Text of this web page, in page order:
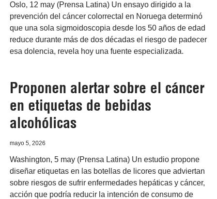
Oslo, 12 may (Prensa Latina) Un ensayo dirigido a la
prevención del cáncer colorrectal en Noruega determinó
que una sola sigmoidoscopia desde los 50 años de edad
reduce durante más de dos décadas el riesgo de padecer
esa dolencia, revela hoy una fuente especializada.
Proponen alertar sobre el cáncer
en etiquetas de bebidas
alcohólicas
mayo 5, 2026
Washington, 5 may (Prensa Latina) Un estudio propone
diseñar etiquetas en las botellas de licores que adviertan
sobre riesgos de sufrir enfermedades hepáticas y cáncer,
acción que podría reducir la intención de consumo de